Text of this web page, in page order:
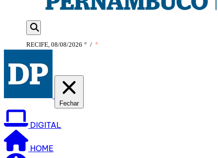
RECIFE, 08/08/2026 ° / °
Fechar
DIGITAL
HOME